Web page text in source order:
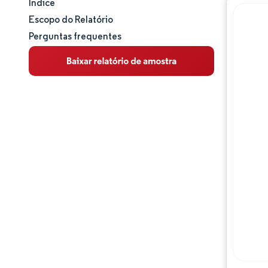
Tamanho e participação de mercado
Análise de mercado
Tendências e insights
Índice
Escopo do Relatório
Perguntas frequentes